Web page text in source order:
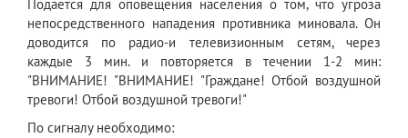
Подается для оповещения населения о том, что угроза
непосредственного нападения противника миновала. Он
доводится по радио-и телевизионным сетям, через
каждые 3 мин. и повторяется в течении 1-2 мин:
"ВНИМАНИЕ! "ВНИМАНИЕ! "Граждане! Отбой воздушной
тревоги! Отбой воздушной тревоги!"
По сигналу необходимо: